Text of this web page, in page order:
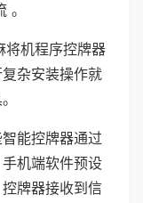
将机程序控牌器
杂安装操作就
能控牌器通过
机端软件预设
牌器接收到信